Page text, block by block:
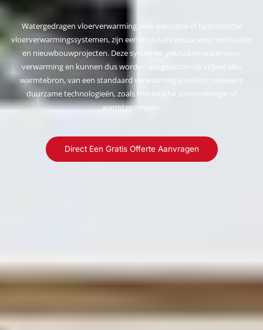
Watergedragen vloerverwarming, ook wel natte of hydronische
vloerverwarmingssystemen, zijn een populaire keuze voor renovaties
en nieuwbouwprojecten. Deze systemen gebruiken water voor
verwarming en kunnen dus worden aangesloten op vrijwel elke
warmtebron, van een standaard verwarmingsketel tot nieuwere
duurzame technologieën, zoals thermische zonne-energie of
warmtepompen.
Direct Een Gratis Offerte Aanvragen